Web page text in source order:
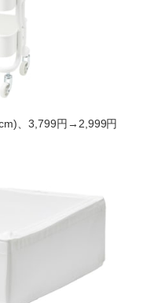
、3,799円→2,999円